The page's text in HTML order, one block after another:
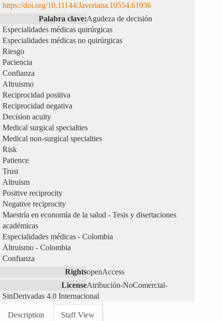
https://doi.org/10.11144/Javeriana.10554.61936
Palabra clave:Agudeza de decisión
Especialidades médicas quirúrgicas
Especialidades médicas no quirúrgicas
Riesgo
Paciencia
Confianza
Altruismo
Reciprocidad positiva
Reciprocidad negativa
Decision acuity
Medical surgical specialties
Medical non-surgical specialties
Risk
Patience
Trust
Altruism
Positive reciprocity
Negative reciprocity
Maestría en economía de la salud - Tesis y disertaciones
académicas
Especialidades médicas - Colombia
Altruismo - Colombia
Confianza
RightsopenAccess
LicenseAtribución-NoComercial-
SinDerivadas 4.0 Internacional
Description Staff View